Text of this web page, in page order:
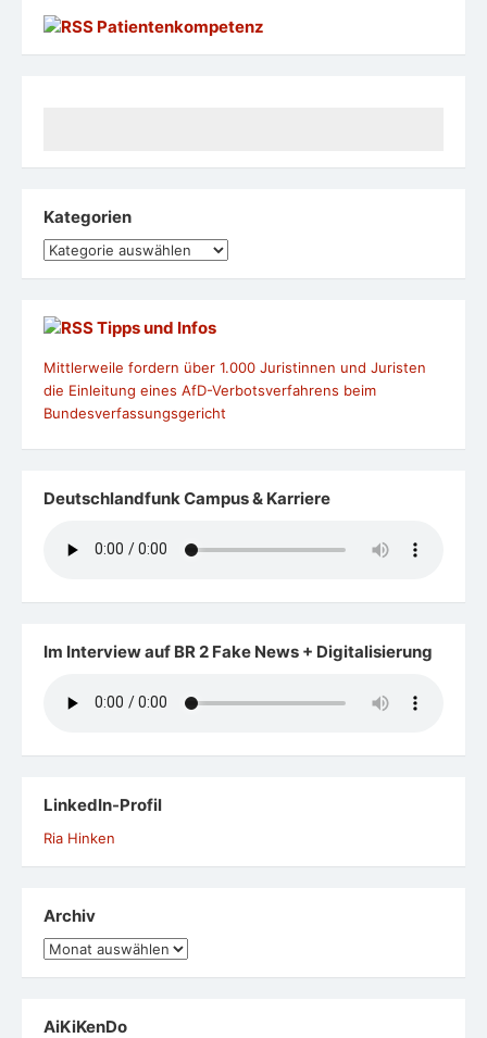
Patientenkompetenz
Kategorien
Kategorien
Tipps und Infos
Mittlerweile fordern über 1.000 Juristinnen und Juristen
die Einleitung eines AfD-Verbotsverfahrens beim
Bundesverfassungsgericht
Deutschlandfunk Campus & Karriere
Im Interview auf BR 2 Fake News + Digitalisierung
LinkedIn-Profil
Ria Hinken
Archiv
Archiv
AiKiKenDo